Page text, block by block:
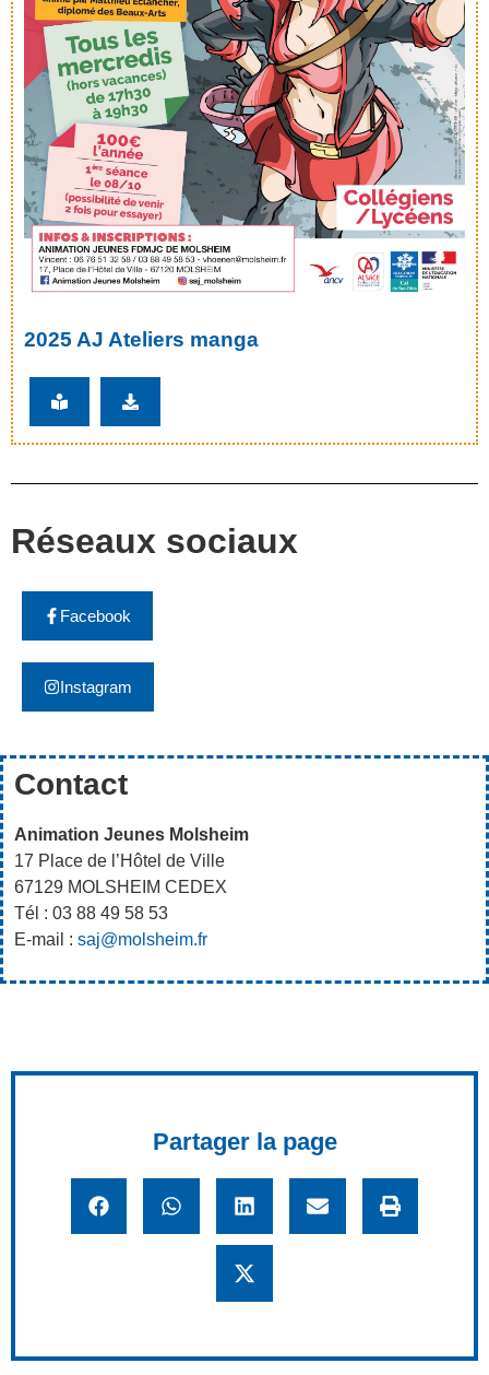
2025 AJ Ateliers manga
Réseaux sociaux
Facebook
Instagram
Contact
Animation Jeunes Molsheim
17 Place de l’Hôtel de Ville
67129 MOLSHEIM CEDEX
Tél : 03 88 49 58 53
E-mail : saj@molsheim.fr
Partager la page